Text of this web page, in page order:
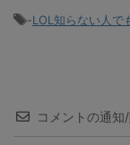
-LOL知らない人で
コメントの通知